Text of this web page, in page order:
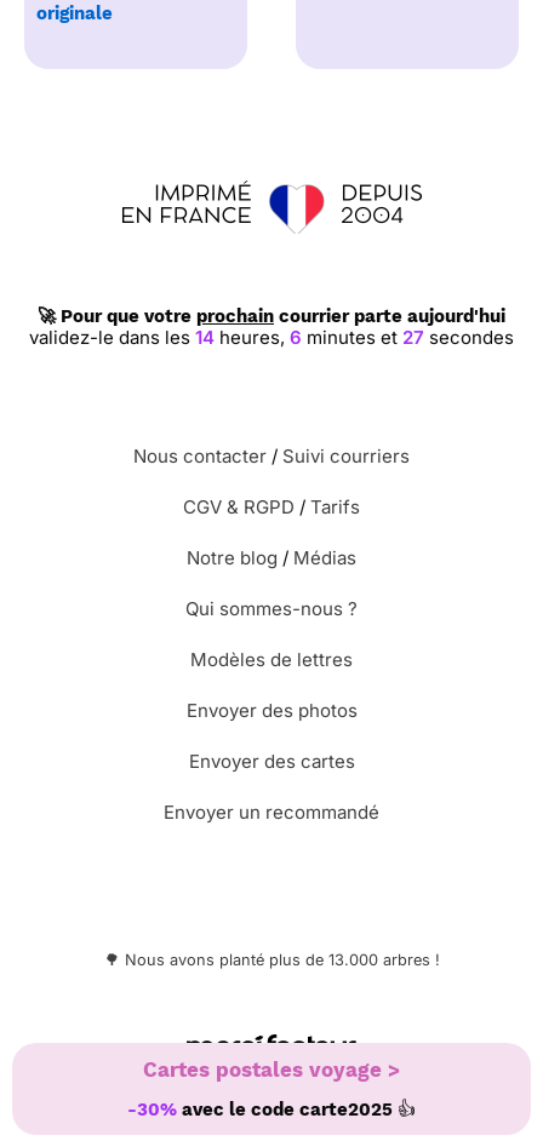
Cartes postales voyage >
-30% avec le code carte2025 👍
originale
🚀 Pour que votre prochain courrier parte aujourd'hui
validez-le dans les 14heures, 6 minutes et 26 secondes
Nous contacter / Suivi courriers
CGV & RGPD / Tarifs
Notre blog / Médias
Qui sommes-nous ?
Modèles de lettres
Envoyer des photos
Envoyer des cartes
Envoyer un recommandé
🌳 Nous avons planté plus de 13.000 arbres !
© Merci Facteur